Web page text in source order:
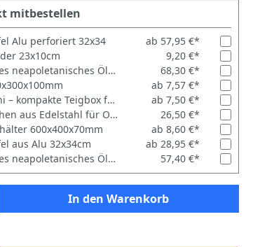
mitbestellen
Alu perforiert 32x34
ab 57,95 €*
23x10cm
9,20 €*
Traditionelles neapoletanisches Ölkännchen 1,1ltr
68,30 €*
ab 7,57 €*
Teigbox Mini – kompakte Teigbox für 2 Teiglinge
ab 7,50 €*
1lt Ölkännchen aus Edelstahl für Olivenöl
26,50 €*
600x400x70mm
ab 8,60 €*
aus Alu 32x34cm
ab 28,95 €*
Traditionelles neapoletanisches Ölkännchen 0,45ltr
57,40 €*
In den Warenkorb